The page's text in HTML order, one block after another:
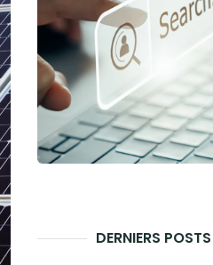
DERNIERS POSTS